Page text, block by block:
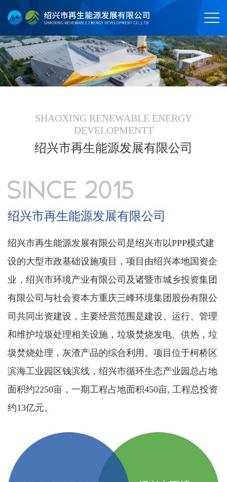
SHAOXING RENEWABLE ENERGY
DEVELOPMENTT
绍兴市再生能源发展有限公司
绍兴市再生能源发展有限公司
绍兴市再生能源发展有限公司是绍兴市以PPP模式建
设的大型市政基础设施项目，项目由绍兴本地国资企
业，绍兴市环境产业有限公司及诸暨市城乡投资集团
有限公司与社会资本方重庆三峰环境集团股份有限公
司共同出资建设，主要经营范围是建设、运行、管理
和维护垃圾处理相关设施，垃圾焚烧发电、供热，垃
圾焚烧处理，灰渣产品的综合利用。项目位于柯桥区
滨海工业园区钱滨线，绍兴市循环生态产业园总占地
面积约2250亩，一期工程占地面积450亩, 工程总投资
约13亿元。